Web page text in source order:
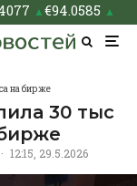
▲€94.0585 ▲
на бирже
30 тыс
· 12:15, 29.5.2026